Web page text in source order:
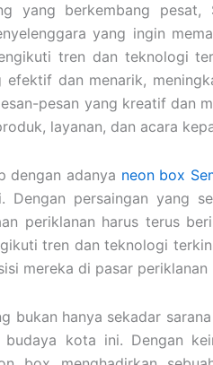
yang berkembang pesat,
yang ingin
tren dan teknologi
dan menarik,
pesan yang kreatif dan
layanan, dan acara
dengan adanya neon box
Dengan persaingan yang
periklanan harus terus
tren dan teknologi
mereka di pasar
bukan hanya sekadar
kota ini. Dengan